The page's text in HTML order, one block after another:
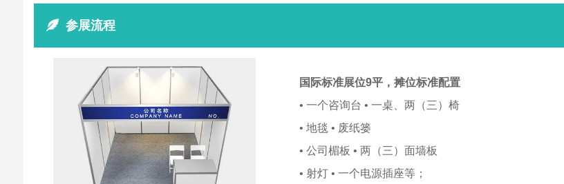
参展流程
国际标准展位9平， 摊位标准配置
• 一个咨询台 • 一桌、两（三）椅
• 地毯 • 废纸篓
• 公司楣板 • 两（三）面墙板
• 射灯 • 一个电源插座等；